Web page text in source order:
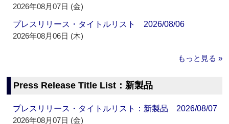
2026年08月07日 (金)
プレスリリース・タイトルリスト 2026/08/06
2026年08月06日 (木)
もっと見る »
Press Release Title List：新製品
プレスリリース・タイトルリスト：新製品 2026/08/07
2026年08月07日 (金)